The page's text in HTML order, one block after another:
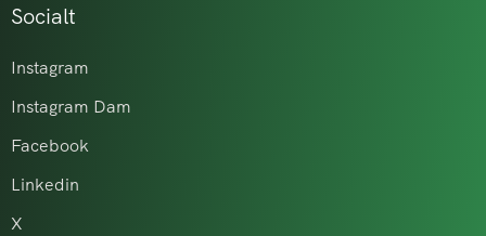
Socialt
Instagram
Instagram Dam
Facebook
Linkedin
X